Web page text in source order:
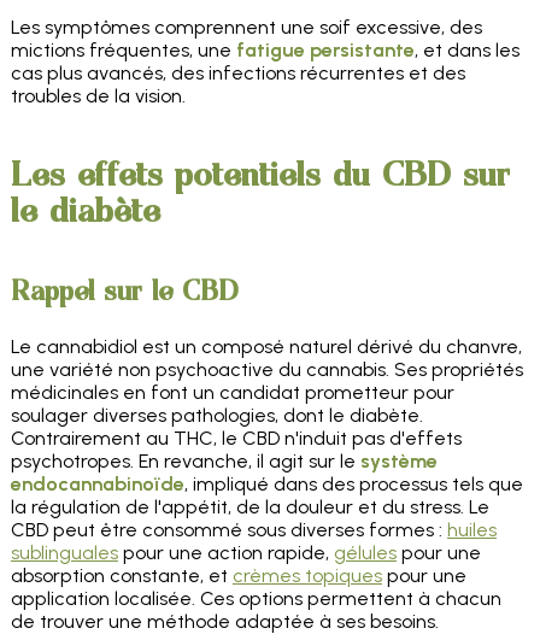
Les symptômes comprennent une soif excessive, des
mictions fréquentes, une fatigue persistante, et dans les
cas plus avancés, des infections récurrentes et des
troubles de la vision.
Les effets potentiels du CBD sur
le diabète
Rappel sur le CBD
Le cannabidiol est un composé naturel dérivé du chanvre,
une variété non psychoactive du cannabis. Ses propriétés
médicinales en font un candidat prometteur pour
soulager diverses pathologies, dont le diabète.
Contrairement au THC, le CBD n'induit pas d'effets
psychotropes. En revanche, il agit sur le système
endocannabinoïde, impliqué dans des processus tels que
la régulation de l'appétit, de la douleur et du stress. Le
CBD peut être consommé sous diverses formes : huiles
sublingualespour une action rapide, gélulespour une
absorption constante, et crèmes topiquespour une
application localisée. Ces options permettent à chacun
de trouver une méthode adaptée à ses besoins.